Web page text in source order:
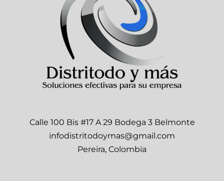
Calle 100 Bis #17 A 29 Bodega 3 Belmonte
infodistritodoymas@gmail.com
Pereira, Colombia